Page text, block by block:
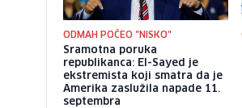
ODMAH POČEO "NISKO"
Sramotna poruka
republikanca: El-Sayed je
ekstremista koji smatra da je
Amerika zaslužila napade 11.
septembra